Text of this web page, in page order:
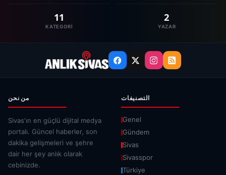
11
KATEGORI
2
YAZAR
من نحن
Sivas'ın en güçlü dijital medya
portalı. Güncel haberler, son
dakika gelişmeleri ve şehre
dair her şey anlık olarak
cebinizde.
التصنيفات
Genel
Gündem
Sivas
Sivasspor
Türkiye